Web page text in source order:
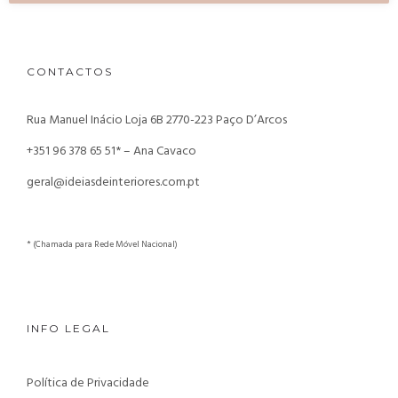
CONTACTOS
Rua Manuel Inácio Loja 6B2770-223 Paço D’Arcos
+351 96 378 65 51* – Ana Cavaco
geral@ideiasdeinteriores.com.pt
* (Chamada para Rede Móvel Nacional)
INFO LEGAL
Política de Privacidade